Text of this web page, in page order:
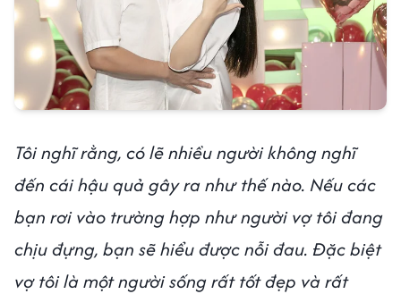
Tôi nghĩ rằng, có lẽ nhiều người không nghĩ
đến cái hậu quả gây ra như thế nào. Nếu các
bạn rơi vào trường hợp như người vợ tôi đang
chịu đựng, bạn sẽ hiểu được nỗi đau. Đặc biệt
vợ tôi là một người sống rất tốt đẹp và rất